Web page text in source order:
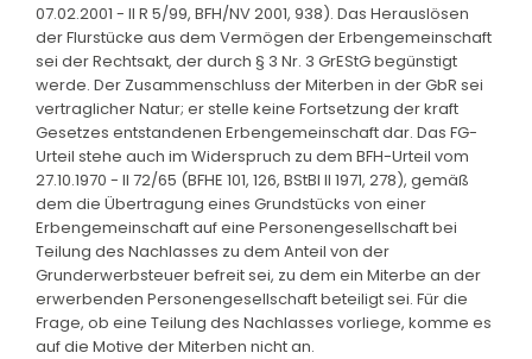
07.02.2001 - II R 5/99, BFH/NV 2001, 938). Das Herauslösen
der Flurstücke aus dem Vermögen der Erbengemeinschaft
sei der Rechtsakt, der durch § 3 Nr. 3 GrEStG begünstigt
werde. Der Zusammenschluss der Miterben in der GbR sei
vertraglicher Natur; er stelle keine Fortsetzung der kraft
Gesetzes entstandenen Erbengemeinschaft dar. Das FG-
Urteil stehe auch im Widerspruch zu dem BFH-Urteil vom
27.10.1970 - II 72/65 (BFHE 101, 126, BStBl II 1971, 278), gemäß
dem die Übertragung eines Grundstücks von einer
Erbengemeinschaft auf eine Personengesellschaft bei
Teilung des Nachlasses zu dem Anteil von der
Grunderwerbsteuer befreit sei, zu dem ein Miterbe an der
erwerbenden Personengesellschaft beteiligt sei. Für die
Frage, ob eine Teilung des Nachlasses vorliege, komme es
auf die Motive der Miterben nicht an.